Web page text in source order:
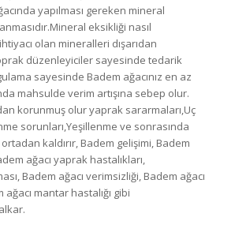
yapılması gereken mineral
eksikliği nasıl
olan mineralleri dışarıdan
düzenleyiciler sayesinde tedarik
sayesinde Badem ağacınız en az
mahsulde verim artışına sebep olur.
korunmuş olur yaprak sararmaları,Uç
sorunları,Yeşillenme ve sonrasında
kaldırır, Badem gelişimi, Badem
ağacı yaprak hastalıkları,
Badem ağacı verimsizliği, Badem ağacı
mantar hastalığı gibi